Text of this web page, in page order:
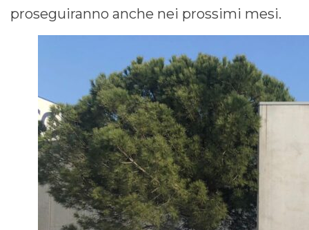
proseguiranno anche nei prossimi mesi.